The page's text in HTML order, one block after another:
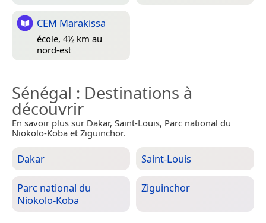
CEM Marakissa
école, 4½ km au
nord-est
Sénégal : Destinations à
découvrir
En savoir plus sur Dakar, Saint-Louis, Parc national du
Niokolo-Koba et Ziguinchor.
Dakar Saint-Louis
Parc national du
Niokolo-Koba
Ziguinchor